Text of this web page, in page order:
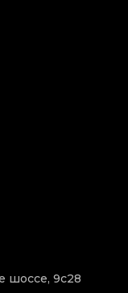
шоссе, 9с28